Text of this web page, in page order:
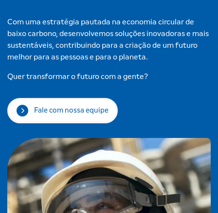
Com uma estratégia pautada na economia circular de
baixo carbono, desenvolvemos soluções inovadoras e mais
sustentáveis, contribuindo para a criação de um futuro
melhor para as pessoas e para o planeta.
Quer transformar o futuro com a gente?
Fale com nossa equipe